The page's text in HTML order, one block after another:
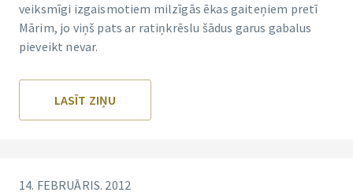
veiksmīgi izgaismotiem milzīgās ēkas gaiteņiem pretī
Mārim, jo viņš pats ar ratiņkrēslu šādus garus gabalus
pieveikt nevar.
LASĪT ZIŅU
14. FEBRUĀRIS. 2012